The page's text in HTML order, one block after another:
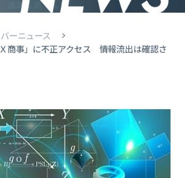
ーニュース
商事」に不正アクセス 情報流出は確認さ